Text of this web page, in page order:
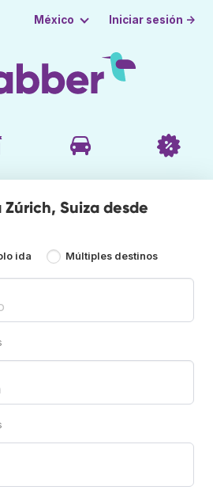
México Iniciar sesión →
Suiza desde
ida Múltiples destinos